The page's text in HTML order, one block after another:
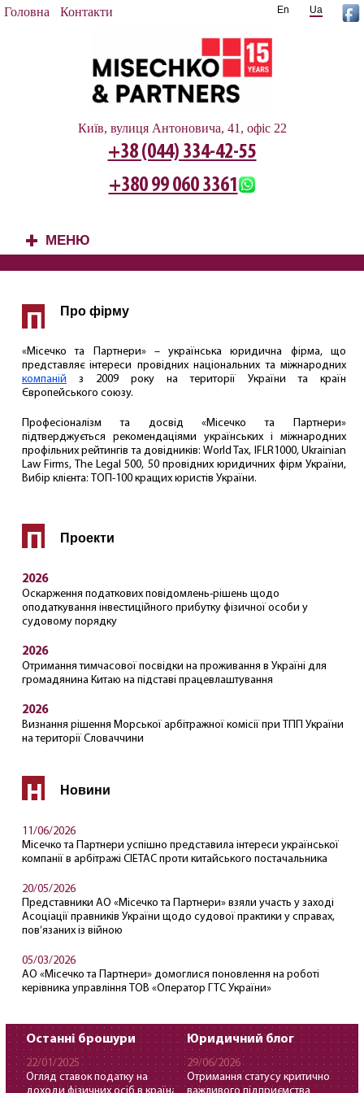
Головна Контакти Ua
En
Київ, вулиця Антоновича, 41, офіс 22
+38 (044) 334-42-55
+380 99 060 3361
+ МЕНЮ
П Про фірму
«Місечко та Партнери» – українська юридична фірма, що
представляє інтереси провідних національних та міжнародних
компаній з 2009 року на території України та країн
Європейського союзу.
Професіоналізм та досвід «Місечко та Партнери»
підтверджується рекомендаціями українських і міжнародних
профільних рейтингів та довідників: World Tax, IFLR1000, Ukrainian
Law Firms, The Legal 500, 50 провідних юридичних фірм України,
Вибір клієнта: ТОП-100 кращих юристів України.
П Проекти
2026
Оскарження податкових повідомлень-рішень щодо
оподаткування інвестиційного прибутку фізичної особи у
судовому порядку
2026
Отримання тимчасової посвідки на проживання в Україні для
громадянина Китаю на підставі працевлаштування
2026
Визнання рішення Морської арбітражної комісії при ТПП України
на території Словаччини
Н Новини
11/06/2026
Місечко та Партнери успішно представила інтереси української
компанії в арбітражі CIETAC проти китайського постачальника
20/05/2026
Представники АО «Місечко та Партнери» взяли участь у заході
Асоціації правників України щодо судової практики у справах,
пов’язаних із війною
05/03/2026
АО «Місечко та Партнери» домоглися поновлення на роботі
керівника управління ТОВ «Оператор ГТС України»
Останні брошури
22/01/2025
Огляд ставок податку на
Юридичний блог
29/06/2026
Отримання статусу критично